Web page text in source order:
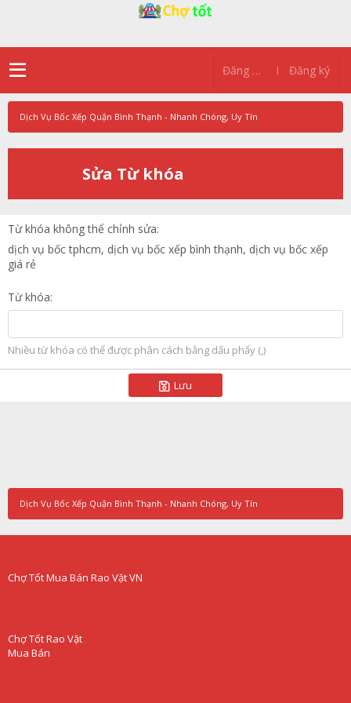
Đăng nhập Đăng ký
Dịch Vụ Bốc Xếp Quận Bình Thạnh - Nhanh Chóng, Uy Tín
Sửa Từ khóa
Từ khóa không thể chỉnh sửa
dịch vụ bốc tphcm, dịch vụ bốc xếp bình thạnh, dịch vụ bốc xếp
giá rẻ
Từ khóa
Nhiều từ khóa có thể được phân cách bằng dấu phẩy (,)
Lưu
Dịch Vụ Bốc Xếp Quận Bình Thạnh - Nhanh Chóng, Uy Tín
Chợ Tốt Mua Bán Rao Vặt VN
Chợ Tốt Rao Vặt
Mua Bán